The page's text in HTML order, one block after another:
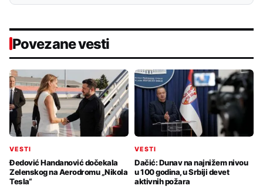
Povezane vesti
VESTI
Đedović Handanović dočekala
Zelenskog na Aerodromu „Nikola
Tesla“
VESTI
Dačić: Dunav na najnižem nivou
u 100 godina, u Srbiji devet
aktivnih požara